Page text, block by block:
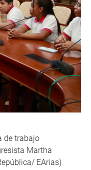
de trabajo
Martha
EArias)